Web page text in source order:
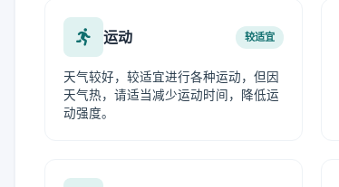
运动 较适宜
天气较好，较适宜进行各种运动，但因
天气热，请适当减少运动时间，降低运
动强度。